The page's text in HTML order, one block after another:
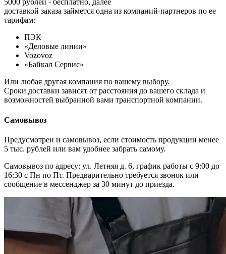
5000 рублей - бесплатно, далее
доставкой заказа займется одна из компаний-партнеров по ее
тарифам:
ПЭК
«Деловые линии»
Vozovoz
«Байкал Сервис»
Или любая другая компания по вашему выбору.
Сроки доставки зависят от расстояния до вашего склада и
возможностей выбранной вами транспортной компании.
Самовывоз
Предусмотрен и самовывоз, если стоимость продукции менее
5 тыс. рублей или вам удобнее забрать самому.
Самовывоз по адресу: ул. Летняя д. 6, график работы с 9:00 до
16:30 с Пн по Пт. Предварительно требуется звонок или
сообщение в мессенджер за 30 минут до приезда.